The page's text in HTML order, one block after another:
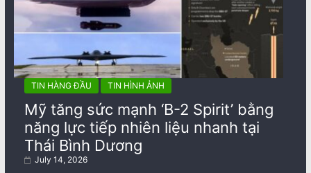
TIN HÀNG ĐẦU TIN HÌNH ẢNH
Mỹ tăng sức mạnh ‘B-2 Spirit’ bằng
năng lực tiếp nhiên liệu nhanh tại
Thái Bình Dương
July 14, 2026